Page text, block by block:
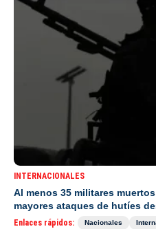
INTERNACIONALES
Al menos 35 militares
mayores ataques de hutíes
Enlaces rápidos: Nacionales